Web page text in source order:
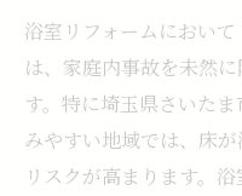
浴室リフォームにおい
は、家庭内事故を未然
す。特に埼玉県さいた
みやすい地域では、床
リスクが高まります。